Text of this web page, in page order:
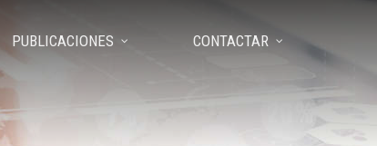
PUBLICACIONES CONTACTAR